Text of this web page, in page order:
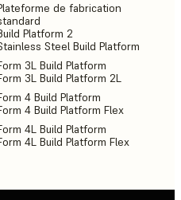
de fabrication
Platform 2
Steel Build Platform
3L Build Platform
3L Build Platform 2L
4 Build Platform
4 Build Platform Flex
4L Build Platform
4L Build Platform Flex